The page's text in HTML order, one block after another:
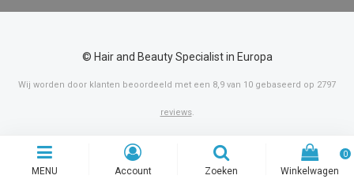
MENU Account Zoeken Winkelwagen
0
© Hair and Beauty Specialist in Europa
Wij worden door klanten beoordeeld met een 8,9 van 10 gebaseerd op 2797
reviews.